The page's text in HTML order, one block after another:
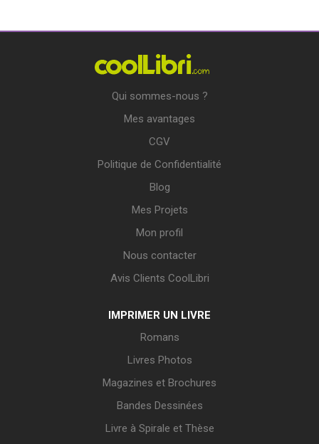
Qui sommes-nous ?
Mes avantages
CGV
Politique de Confidentialité
Blog
Mes Projets
Mon profil
Nous contacter
Avis Clients CoolLibri
IMPRIMER UN LIVRE
Romans
Livres Photos
Magazines et Brochures
Bandes Dessinées
Livre à Spirale et Thèse